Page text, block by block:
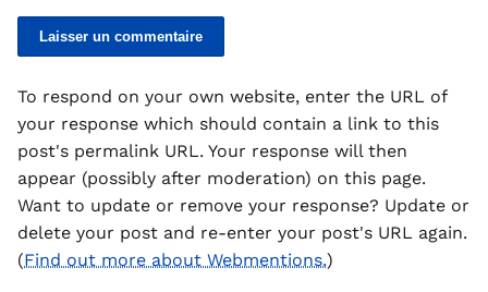
To respond on your own website, enter the URL of
your response which should contain a link to this
post's permalink URL. Your response will then
appear (possibly after moderation) on this page.
Want to update or remove your response? Update or
delete your post and re-enter your post's URL again.
(Find out more about Webmentions.)